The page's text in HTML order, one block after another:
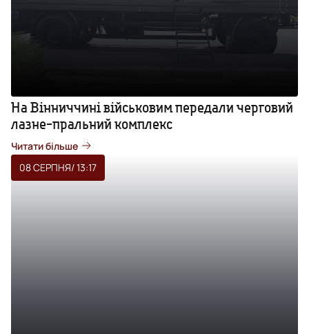
На Вінниччині військовим передали черговий
лазне-пральний комплекс
Читати більше
08 СЕРПНЯ/ 13:17